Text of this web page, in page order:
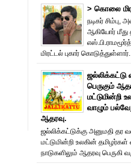
> கொலை
நடிகர் சிம்பு,
ஆகியோர் மீது
மிரட்டல் புகார் கொடுத்துள்ளார்.
ஜல்லிக்கட்டு
பெருகும்
மட்டுமின்றி
வாழும்
ஆதரவு.
ஜல்லிக்கட்டுக்கு அனுமதி தர
மட்டுமின்றி உலகின் தமிழர்கள்
நாடுகளிலும் ஆதரவு பெருகி